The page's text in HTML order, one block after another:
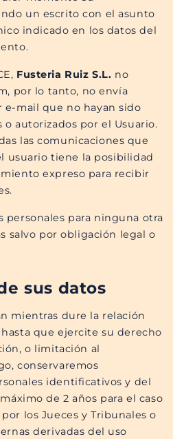
un escrito con el asunto
indicado en los datos del
Fusteria Ruiz S.L.​​ no
por lo tanto, no envía
e-mail que no hayan sido
autorizados por el Usuario.
las comunicaciones que
usuario tiene la posibilidad
expreso para recibir
personales para ninguna otra
salvo por obligación legal o
sus datos
mientras dure la relación
que ejercite su derecho
o limitación al
conservaremos
identificativos y del
de 2 años para el caso
los Jueces y Tribunales o
derivadas del uso